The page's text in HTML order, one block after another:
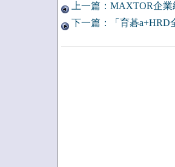
上一篇：MAXTOR企業
下一篇：「育碁a+HRD